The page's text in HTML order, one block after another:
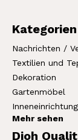
Kategorien
Nachrichten /
Textilien und
Dekoration
Gartenmöbel
Inneneinrichtung
Mehr sehen
Dioh